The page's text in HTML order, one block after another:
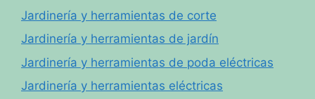
Jardinería y herramientas de corte
Jardinería y herramientas de jardín
Jardinería y herramientas de poda eléctricas
Jardinería y herramientas eléctricas